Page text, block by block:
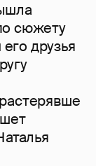
сюжету
друзья